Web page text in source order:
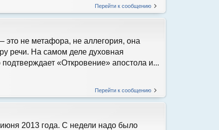
Перейти к сообщению
это не метафора, не аллегория, она
речи. На самом деле духовная
«Откровение» апостола и...
Перейти к сообщению
2013 года. С недели надо было